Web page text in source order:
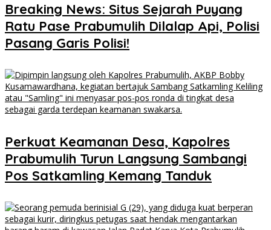
Breaking News: Situs Sejarah Puyang
Ratu Pase Prabumulih Dilalap Api, Polisi
Pasang Garis Polisi!
Perkuat Keamanan Desa, Kapolres
Prabumulih Turun Langsung Sambangi
Pos Satkamling Kemang Tanduk